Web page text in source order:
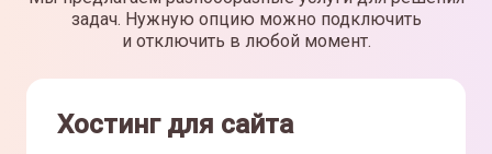
задач. Нужную опцию можно подключить
и отключить в любой момент.
Хостинг для сайта